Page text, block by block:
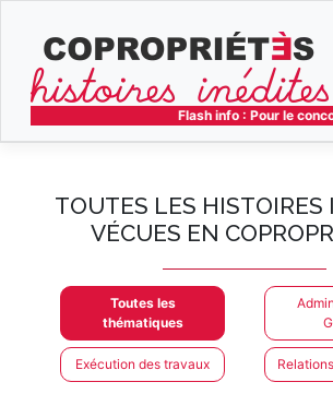
content
Flash info : Pour le
TOUTES LES HISTOIRES
VÉCUES EN
Toutes les
thématiques
Exécution des travaux